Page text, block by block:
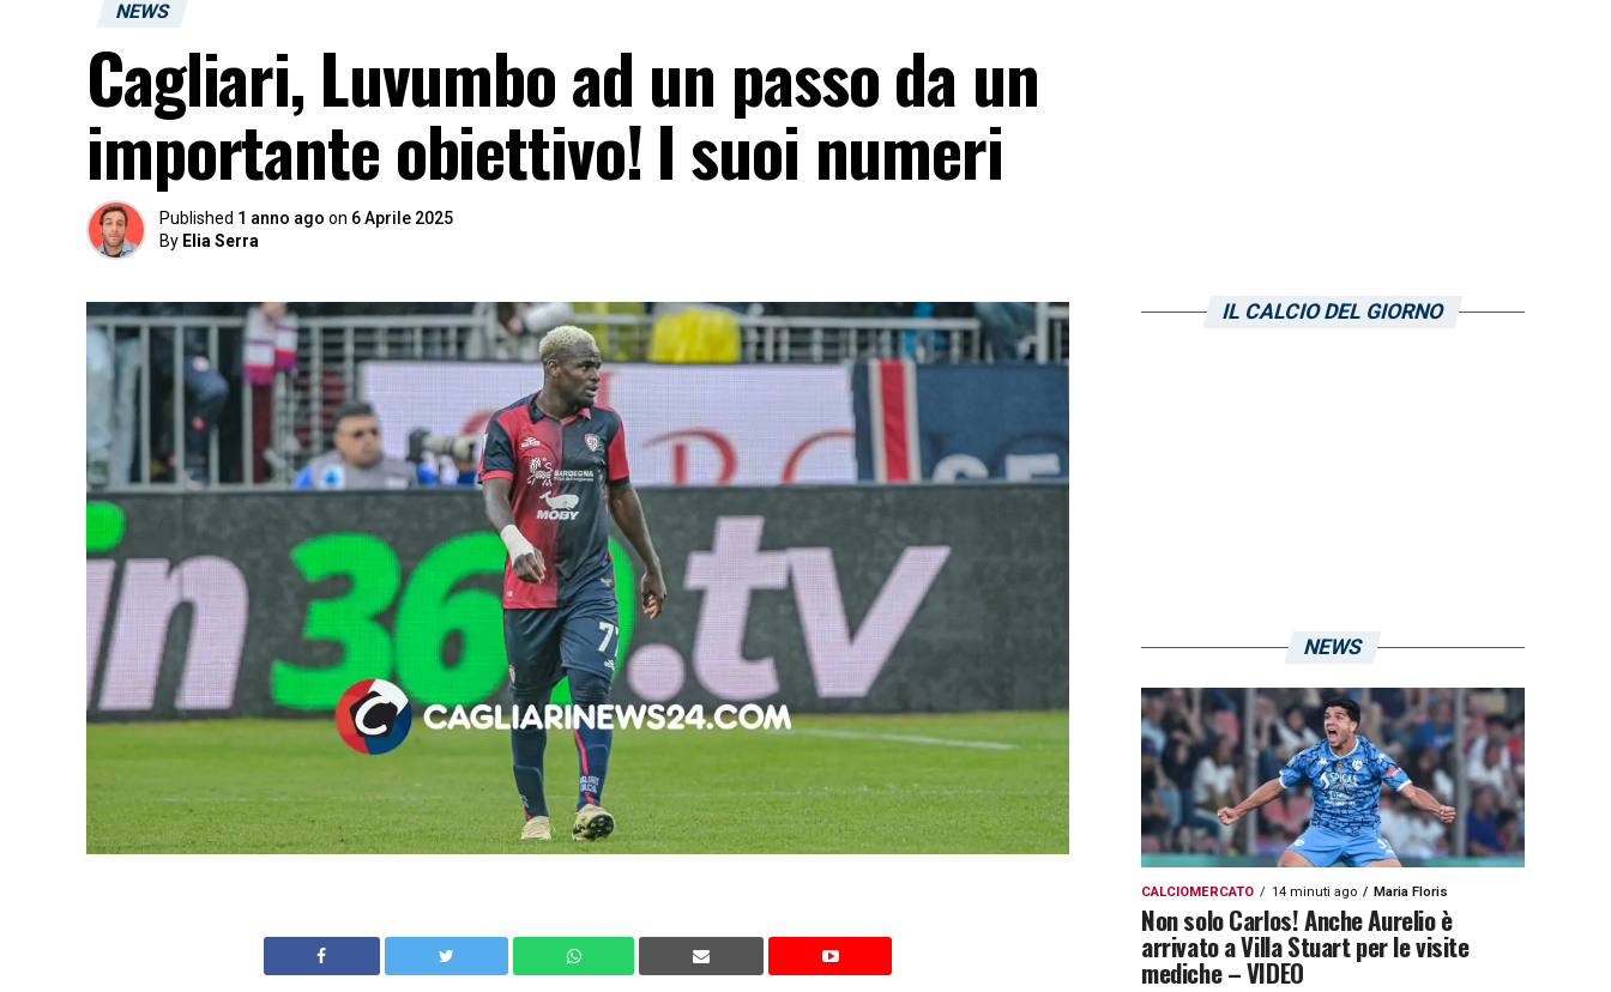
NEWS
Cagliari, Luvumbo ad un passo da un
importante obiettivo! I suoi numeri
Published 1 anno ago on 6 Aprile 2025
By Elia Serra
IL CALCIO DEL GIORNO
NEWS
CALCIOMERCATO 14 minuti ago Maria Floris
Non solo Carlos! Anche Aurelio è
arrivato a Villa Stuart per le visite
mediche – VIDEO